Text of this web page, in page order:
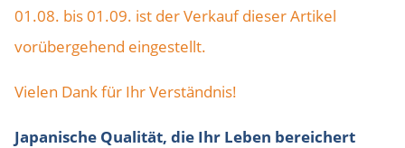
01.08. bis 01.09. ist der Verkauf dieser Artikel
vorübergehend eingestellt.
Vielen Dank für Ihr Verständnis!
Japanische Qualität, die Ihr Leben bereichert